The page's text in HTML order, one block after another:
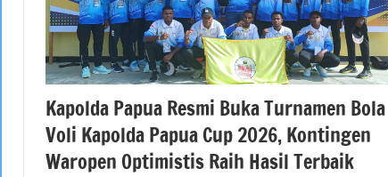
Kapolda Papua Resmi Buka Turnamen Bola
Voli Kapolda Papua Cup 2026, Kontingen
Waropen Optimistis Raih Hasil Terbaik